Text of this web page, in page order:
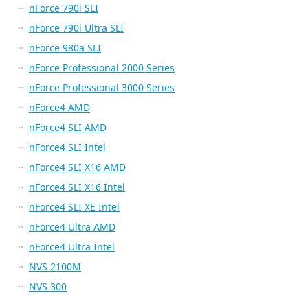
nForce 790i SLI
nForce 790i Ultra SLI
nForce 980a SLI
nForce Professional 2000 Series
nForce Professional 3000 Series
nForce4 AMD
nForce4 SLI AMD
nForce4 SLI Intel
nForce4 SLI X16 AMD
nForce4 SLI X16 Intel
nForce4 SLI XE Intel
nForce4 Ultra AMD
nForce4 Ultra Intel
NVS 2100M
NVS 300